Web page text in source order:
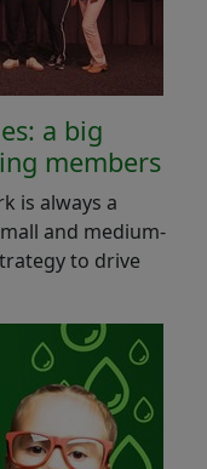
a big
members
is always a
and medium-
to drive